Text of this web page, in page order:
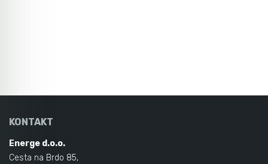
KONTAKT
Energe d.o.o.
Cesta na Brdo 85,
Orodje za kolesa